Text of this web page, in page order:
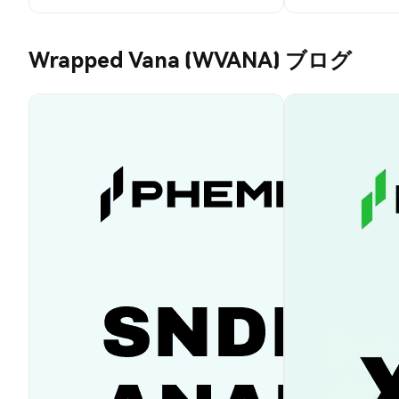
Wrapped Vana (WVANA) ブログ